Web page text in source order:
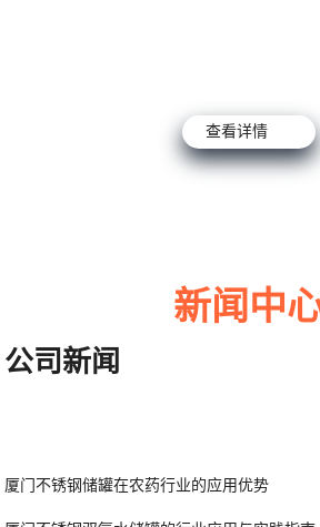
厦门四轴卷圆机
查看详情
新闻中
公司新闻
厦门不锈钢储罐在农药行业的应用优势